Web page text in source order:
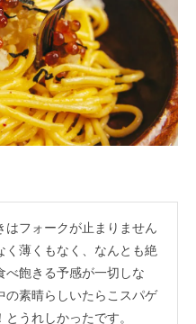
はフォークが止まりません
く薄くもなく、なんとも絶
べ飽きる予感が一切しな
の素晴らしいたらこスパゲ
うれしかったです。